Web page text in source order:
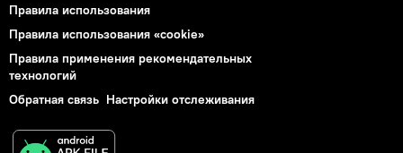
Правила использования
Правила использования «cookie»
Правила применения рекомендательных
технологий
Обратная связь Настройки отслеживания